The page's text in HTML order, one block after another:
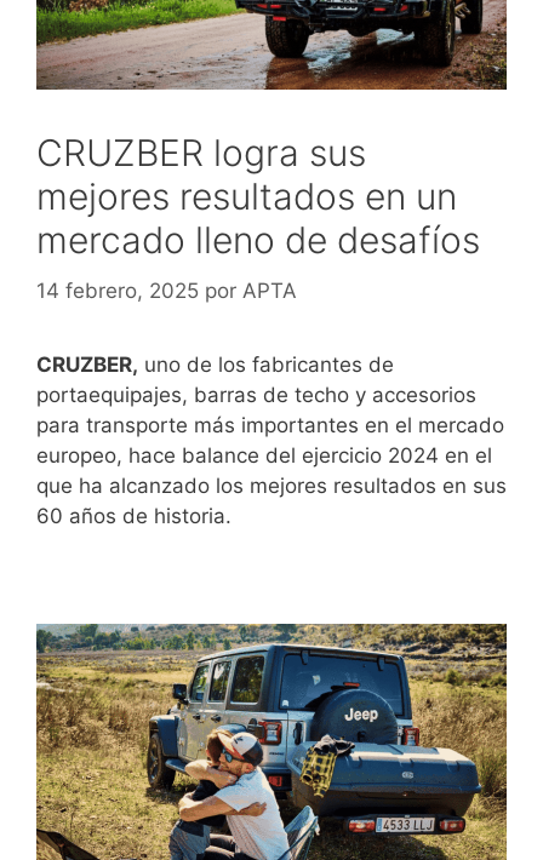
CRUZBER logra sus
mejores resultados en un
mercado lleno de desafíos
14 febrero, 2025 por APTA
CRUZBER, uno de los fabricantes de
portaequipajes, barras de techo y accesorios
para transporte más importantes en el mercado
europeo, hace balance del ejercicio 2024 en el
que ha alcanzado los mejores resultados en sus
60 años de historia.